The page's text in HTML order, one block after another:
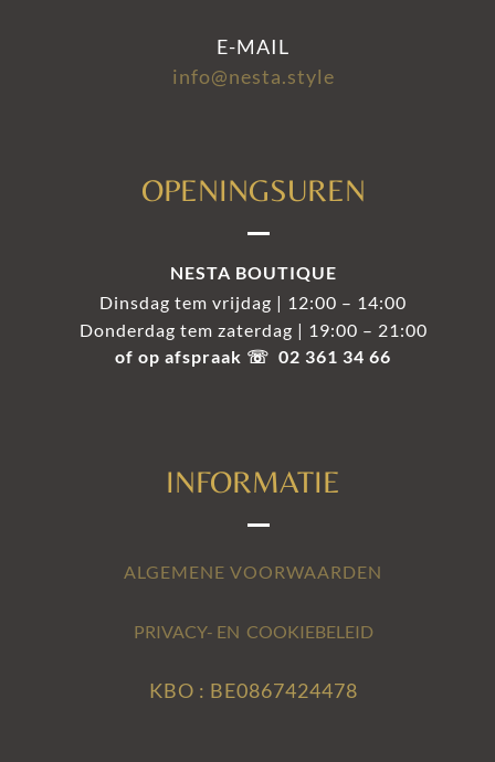
E-MAIL
info@nesta.style
OPENINGSUREN
NESTA BOUTIQUE
Dinsdag tem vrijdag | 12:00 – 14:00
Donderdag tem zaterdag | 19:00 – 21:00
of op afspraak ☏ 02 361 34 66
INFORMATIE
ALGEMENE VOORWAARDEN
PRIVACY- EN COOKIEBELEID
KBO : BE0867424478